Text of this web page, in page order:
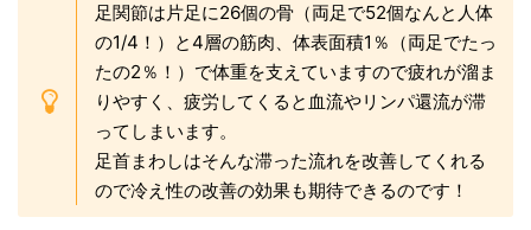
足関節は片足に26個の骨（両足で52個なんと人体
の1/4！）と4層の筋肉、体表面積1％（両足でたっ
たの2％！）で体重を支えていますので疲れが溜ま
りやすく、疲労してくると血流やリンパ還流が滞
ってしまいます。
足首まわしはそんな滞った流れを改善してくれる
ので冷え性の改善の効果も期待できるのです！